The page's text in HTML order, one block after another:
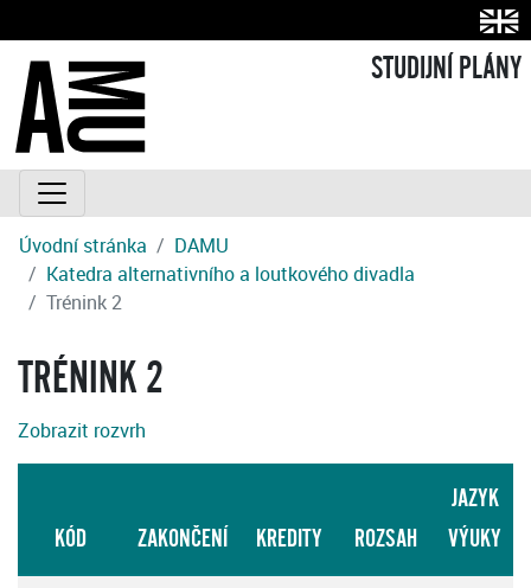
STUDIJNÍ PLÁNY
Úvodní stránka
DAMU
Katedra alternativního a loutkového divadla
Trénink 2
TRÉNINK 2
Zobrazit rozvrh
KÓD ZAKONČENÍ KREDITY ROZSAH
JAZYK
VÝUKY